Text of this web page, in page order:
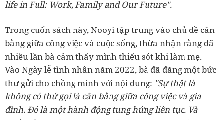
life in Full: Work, Family and Our Future".
Trong cuốn sách này, Nooyi tập trung vào chủ đề cân
bằng giữa công việc và cuộc sống, thừa nhận rằng đã
nhiều lần bà cảm thấy mình thiếu sót khi làm mẹ.
Vào Ngày lễ tình nhân năm 2022, bà đã đăng một bức
thư gửi cho chồng mình với nội dung: "Sự thật là
không có thứ gọi là cân bằng giữa công việc và gia
đình. Đó là một hành động tung hứng liên tục. Và